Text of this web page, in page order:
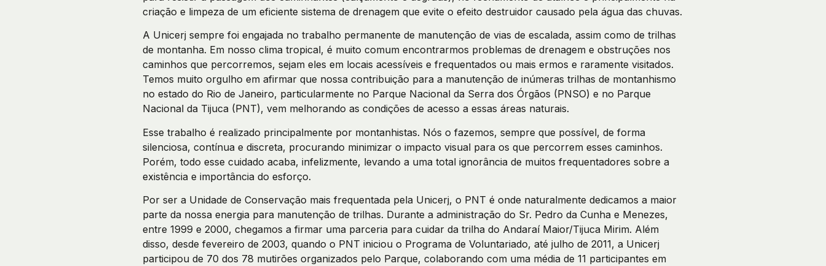
criação e limpeza de um eficiente sistema de drenagem que evite o efeito destruidor causado pela água das chuvas.
A Unicerj sempre foi engajada no trabalho permanente de manutenção de vias de escalada, assim como de trilhas
de montanha. Em nosso clima tropical, é muito comum encontrarmos problemas de drenagem e obstruções nos
caminhos que percorremos, sejam eles em locais acessíveis e frequentados ou mais ermos e raramente visitados.
Temos muito orgulho em afirmar que nossa contribuição para a manutenção de inúmeras trilhas de montanhismo
no estado do Rio de Janeiro, particularmente no Parque Nacional da Serra dos Órgãos (PNSO) e no Parque
Nacional da Tijuca (PNT), vem melhorando as condições de acesso a essas áreas naturais.
Esse trabalho é realizado principalmente por montanhistas. Nós o fazemos, sempre que possível, de forma
silenciosa, contínua e discreta, procurando minimizar o impacto visual para os que percorrem esses caminhos.
Porém, todo esse cuidado acaba, infelizmente, levando a uma total ignorância de muitos frequentadores sobre a
existência e importância do esforço.
Por ser a Unidade de Conservação mais frequentada pela Unicerj, o PNT é onde naturalmente dedicamos a maior
parte da nossa energia para manutenção de trilhas. Durante a administração do Sr. Pedro da Cunha e Menezes,
entre 1999 e 2000, chegamos a firmar uma parceria para cuidar da trilha do Andaraí Maior/Tijuca Mirim. Além
disso, desde fevereiro de 2003, quando o PNT iniciou o Programa de Voluntariado, até julho de 2011, a Unicerj
participou de 70 dos 78 mutirões organizados pelo Parque, colaborando com uma média de 11 participantes em